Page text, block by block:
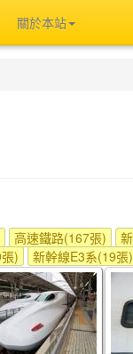
關於本站
高速鐵路(167張)
) 新幹線E3系(19張)